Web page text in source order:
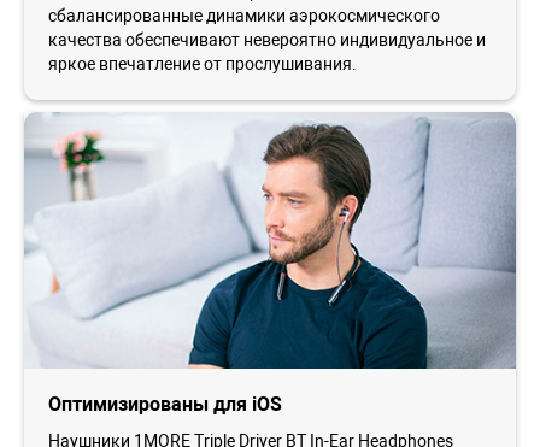
сбалансированные динамики аэрокосмического
качества обеспечивают невероятно индивидуальное и
яркое впечатление от прослушивания.
Оптимизированы для iOS
Наушники 1MORE Triple Driver BT In-Ear Headphones